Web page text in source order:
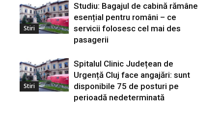
Stiri
Studiu: Bagajul de cabină rămâne
esențial pentru români – ce
servicii folosesc cel mai des
pasagerii
Stiri
Spitalul Clinic Județean de
Urgență Cluj face angajări: sunt
disponibile 75 de posturi pe
perioadă nedeterminată